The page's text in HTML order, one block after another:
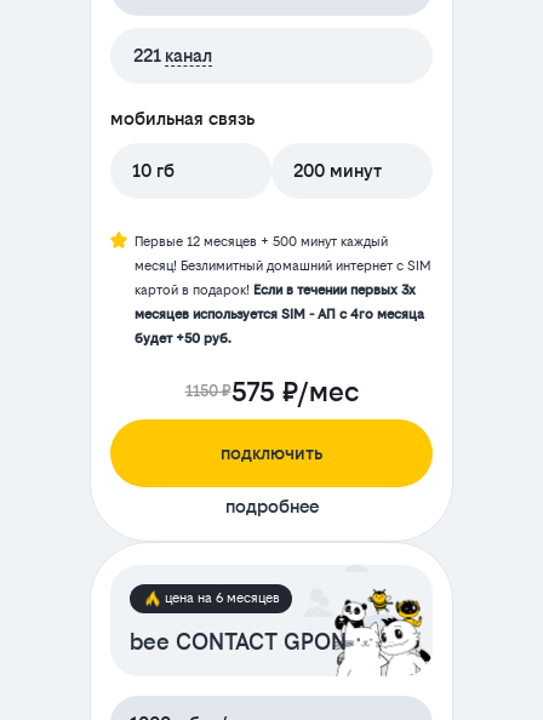
221 канал
мобильная связь
10 гб 200 минут
Первые 12 месяцев + 500 минут каждый
месяц! Безлимитный домашний интернет с SIM
картой в подарок! Если в течении первых 3х
месяцев используется SIM - АП с 4го месяца
будет +50 руб.
1150 ₽575 ₽/мес
подключить
подробнее
цена на 6 месяцев
bee CONTACT GPON